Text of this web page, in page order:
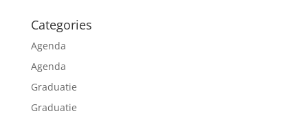
Categories
Agenda
Agenda
Graduatie
Graduatie